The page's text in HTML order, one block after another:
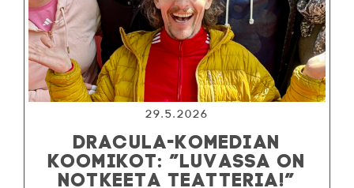
29.5.2026
DRACULA-KOMEDIAN
KOOMIKOT: ”LUVASSA ON
NOTKEETA TEATTERIA!”